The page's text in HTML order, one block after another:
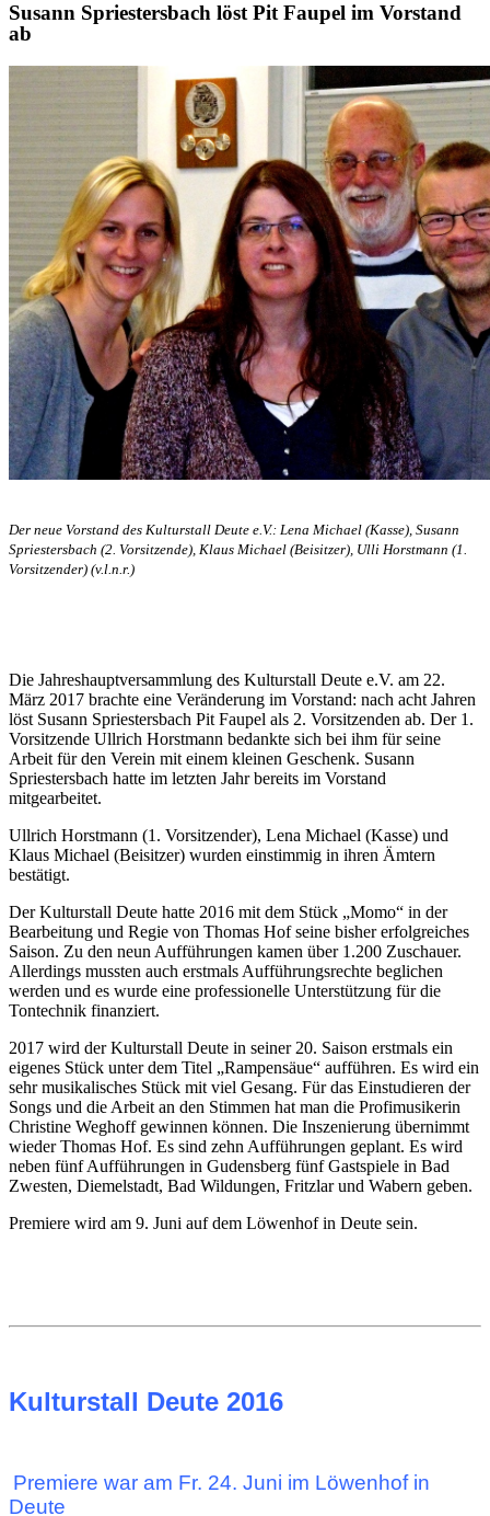
Susann Spriestersbach löst Pit Faupel im Vorstand
ab
Der neue Vorstand des Kulturstall Deute e.V.: Lena Michael (Kasse), Susann
Spriestersbach (2. Vorsitzende), Klaus Michael (Beisitzer), Ulli Horstmann (1.
Vorsitzender) (v.l.n.r.)
Die Jahreshauptversammlung des Kulturstall Deute e.V. am 22.
März 2017 brachte eine Veränderung im Vorstand: nach acht Jahren
löst Susann Spriestersbach Pit Faupel als 2. Vorsitzenden ab. Der 1.
Vorsitzende Ullrich Horstmann bedankte sich bei ihm für seine
Arbeit für den Verein mit einem kleinen Geschenk. Susann
Spriestersbach hatte im letzten Jahr bereits im Vorstand
mitgearbeitet.
Ullrich Horstmann (1. Vorsitzender), Lena Michael (Kasse) und
Klaus Michael (Beisitzer) wurden einstimmig in ihren Ämtern
bestätigt.
Der Kulturstall Deute hatte 2016 mit dem Stück „Momo“ in der
Bearbeitung und Regie von Thomas Hof seine bisher erfolgreiches
Saison. Zu den neun Aufführungen kamen über 1.200 Zuschauer.
Allerdings mussten auch erstmals Aufführungsrechte beglichen
werden und es wurde eine professionelle Unterstützung für die
Tontechnik finanziert.
2017 wird der Kulturstall Deute in seiner 20. Saison erstmals ein
eigenes Stück unter dem Titel „Rampensäue“ aufführen. Es wird ein
sehr musikalisches Stück mit viel Gesang. Für das Einstudieren der
Songs und die Arbeit an den Stimmen hat man die Profimusikerin
Christine Weghoff gewinnen können. Die Inszenierung übernimmt
wieder Thomas Hof. Es sind zehn Aufführungen geplant. Es wird
neben fünf Aufführungen in Gudensberg fünf Gastspiele in Bad
Zwesten, Diemelstadt, Bad Wildungen, Fritzlar und Wabern geben.
Premiere wird am 9. Juni auf dem Löwenhof in Deute sein.
Kulturstall Deute 2016
Premiere war am Fr. 24. Juni im Löwenhof in
Deute